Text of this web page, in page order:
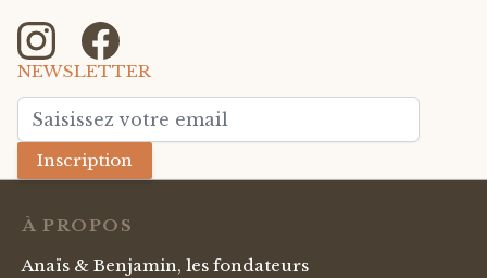
NEWSLETTER
Adresse mail
Inscription
À PROPOS
Anaïs & Benjamin, les fondateurs